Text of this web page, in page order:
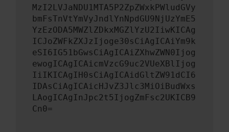
MzI2LVJaNDU1MTA5P2ZpZWxkPWludGVy
bmFsTnVtYmVyJndlYnNpdGU9NjUzYmE5
YzEzODA5MWZlZDkxMGZlYzU2IiwKICAg
ICJoZWFkZXJzIjoge30sCiAgICAiYm9k
eSI6IG51bGwsCiAgICAiZXhwZWN0Ijog
ewogICAgICAicmVzcG9uc2VUeXBlIjog
IiIKICAgIH0sCiAgICAidGltZW91dCI6
IDAsCiAgICAicHJvZ3Jlc3MiOiBudWxs
LAogICAgInJpc2t5IjogZmFsc2UKICB9
Cn0=